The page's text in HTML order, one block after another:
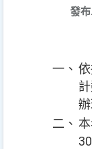
發布
一、
辦
二、